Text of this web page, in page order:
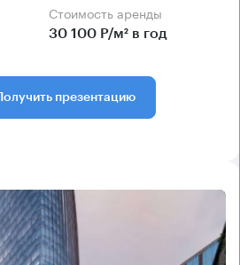
Стоимость аренды
30 100 Р/м² в год
Получить презентацию